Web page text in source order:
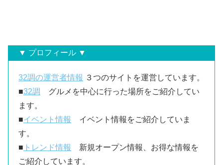
▼ プロフィール ▼
32調の運営者情報 ３つのサイトを運営しています。
■32調
グルメを中心に行った場所をご紹介してい
ます。
■イベント情報
イベント情報をご紹介していま
す。
■ トレンド情報
新規オープン情報、お得な情報を
ご紹介しています。